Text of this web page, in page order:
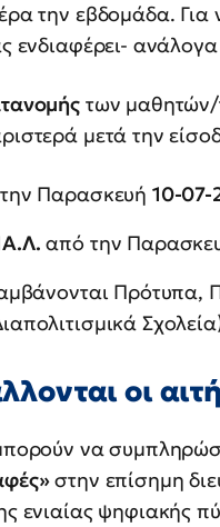
την εβδομάδα. Για
ενδιαφέρει-
των μαθητών/
μετά την
Παρασκευή 10-07-
από την
Πρότυπα,
οι
να
στην επίσημη
ενιαίας ψηφιακής